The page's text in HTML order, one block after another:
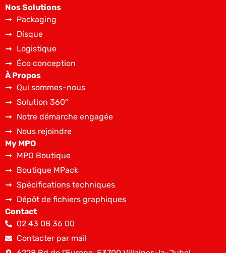
Nos Solutions
Packaging
Disque
Logistique
Éco conception
À Propos
Qui sommes-nous
Solution 360°
Notre démarche engagée
Nous rejoindre
My MPO
MPO Boutique
Boutique MPack
Spécifications techniques
Dépôt de fichiers graphiques
Contact
02 43 08 36 00
Contacter par mail